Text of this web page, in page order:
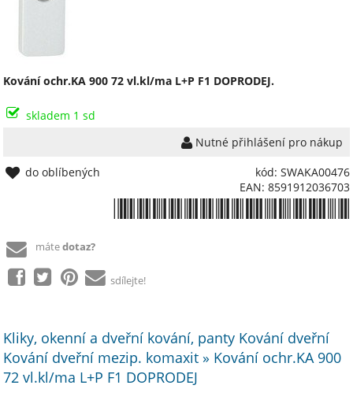
Kování ochr.KA 900 72 vl.kl/ma L+P F1 DOPRODEJ.
skladem 1 sd
Nutné přihlášení pro nákup
kód: SWAKA00476
EAN: 8591912036703
do oblíbených
mátedotaz?
sdílejte!
Kliky, okenní a dveřní kování, panty Kování dveřní
Kování dveřní mezip. komaxit » Kování ochr.KA 900
72 vl.kl/ma L+P F1 DOPRODEJ